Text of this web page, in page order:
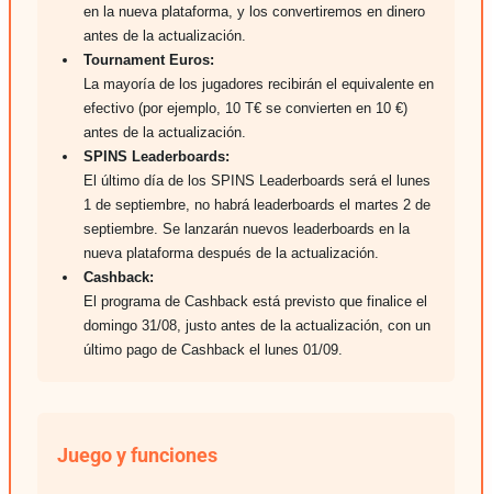
en la nueva plataforma, y los convertiremos en dinero
antes de la actualización.
Tournament Euros:
La mayoría de los jugadores recibirán el equivalente en
efectivo (por ejemplo, 10 T€ se convierten en 10 €)
antes de la actualización.
SPINS Leaderboards:
El último día de los SPINS Leaderboards será el lunes
1 de septiembre, no habrá leaderboards el martes 2 de
septiembre. Se lanzarán nuevos leaderboards en la
nueva plataforma después de la actualización.
Cashback:
El programa de Cashback está previsto que finalice el
domingo 31/08, justo antes de la actualización, con un
último pago de Cashback el lunes 01/09.
Juego y funciones